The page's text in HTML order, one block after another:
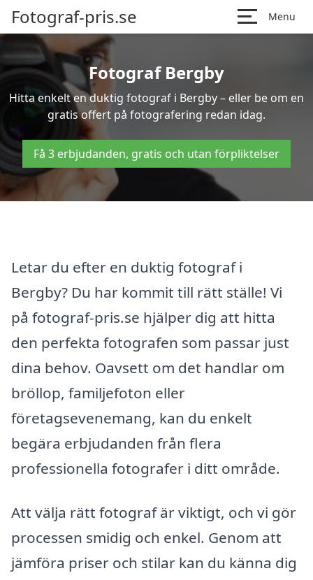
Fotograf-pris.se Menu
Fotograf Bergby
Hitta enkelt en duktig fotograf i Bergby – eller be om en
gratis offert på fotografering redan idag.
Få 3 erbjudanden, gratis och utan förpliktelser
Letar du efter en duktig fotograf i
Bergby? Du har kommit till rätt ställe! Vi
på fotograf-pris.se hjälper dig att hitta
den perfekta fotografen som passar just
dina behov. Oavsett om det handlar om
bröllop, familjefoton eller
företagsevenemang, kan du enkelt
begära erbjudanden från flera
professionella fotografer i ditt område.
Att välja rätt fotograf är viktigt, och vi gör
processen smidig och enkel. Genom att
jämföra priser och stilar kan du känna dig